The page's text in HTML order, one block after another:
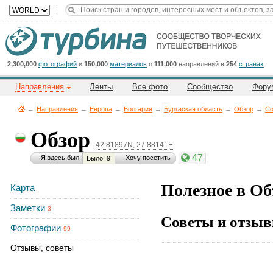
2,300,000 фотографий и 150,000 материалов о 111,000 направлений в 254 странах
Направления Ленты Все фото Сообщество
→ Направления → Европа → Болгария → Бургаская область → Обзор →
Обзор 42.81897N, 27.88141E
Я здесь был Было: 9 Хочу посетить 47
Карта
Заметки 3
Фотографии 99
Отзывы, советы
Полезное в
Советы и
Cейчас
на
сайте:
Title
Button